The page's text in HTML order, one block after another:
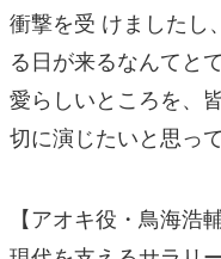
衝撃を受 けましたし
る日が来るなんてと
愛らしいところを、
切に演じたいと思っ
【アオキ役・鳥海浩